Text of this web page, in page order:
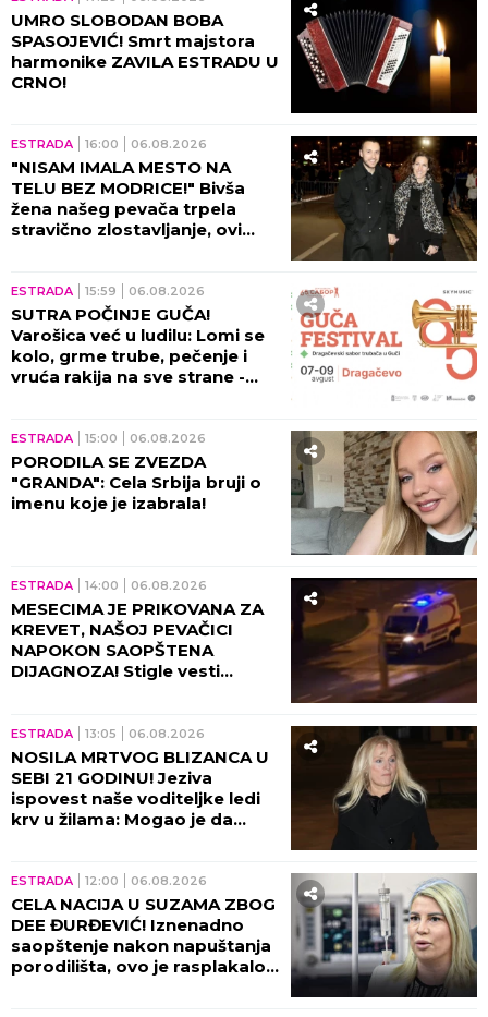
UMRO SLOBODAN BOBA
SPASOJEVIĆ! Smrt majstora
harmonike ZAVILA ESTRADU U
CRNO!
ESTRADA 16:00 06.08.2026
"NISAM IMALA MESTO NA
TELU BEZ MODRICE!" Bivša
žena našeg pevača trpela
stravično zlostavljanje, ovi
ESTRADA 15:59 06.08.2026
SUTRA POČINJE GUČA!
Varošica već u ludilu: Lomi se
kolo, grme trube, pečenje i
vruća rakija na sve strane -
ESTRADA 15:00 06.08.2026
PORODILA SE ZVEZDA
"GRANDA": Cela Srbija bruji o
imenu koje je izabrala!
ESTRADA 14:00 06.08.2026
MESECIMA JE PRIKOVANA ZA
KREVET, NAŠOJ PEVAČICI
NAPOKON SAOPŠTENA
DIJAGNOZA! Stigle vesti
ESTRADA 13:05 06.08.2026
NOSILA MRTVOG BLIZANCA U
SEBI 21 GODINU! Jeziva
ispovest naše voditeljke ledi
krv u žilama: Mogao je da
ESTRADA 12:00 06.08.2026
CELA NACIJA U SUZAMA ZBOG
DEE ĐURĐEVIĆ! Iznenadno
saopštenje nakon napuštanja
porodilišta, ovo je rasplakalo